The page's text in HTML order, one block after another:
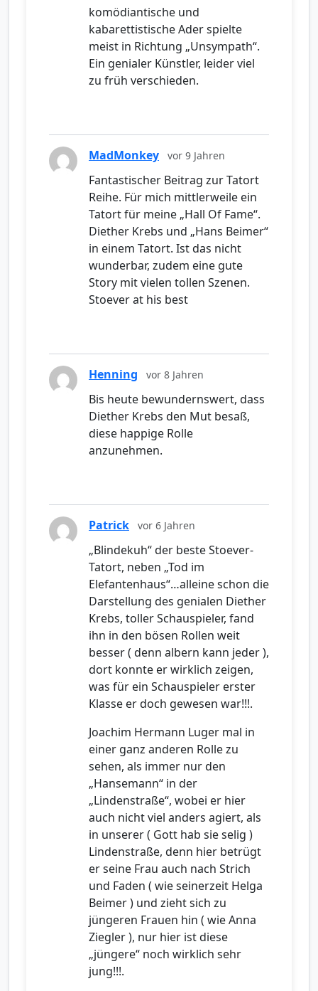
komödiantische und
kabarettistische Ader spielte
meist in Richtung „Unsympath“.
Ein genialer Künstler, leider viel
zu früh verschieden.
MadMonkey vor 9 Jahren
Fantastischer Beitrag zur Tatort
Reihe. Für mich mittlerweile ein
Tatort für meine „Hall Of Fame“.
Diether Krebs und „Hans Beimer“
in einem Tatort. Ist das nicht
wunderbar, zudem eine gute
Story mit vielen tollen Szenen.
Stoever at his best
Henning vor 8 Jahren
Bis heute bewundernswert, dass
Diether Krebs den Mut besaß,
diese happige Rolle
anzunehmen.
Patrick vor 6 Jahren
„Blindekuh“ der beste Stoever-
Tatort, neben „Tod im
Elefantenhaus“…alleine schon die
Darstellung des genialen Diether
Krebs, toller Schauspieler, fand
ihn in den bösen Rollen weit
besser ( denn albern kann jeder ),
dort konnte er wirklich zeigen,
was für ein Schauspieler erster
Klasse er doch gewesen war!!!.
Joachim Hermann Luger mal in
einer ganz anderen Rolle zu
sehen, als immer nur den
„Hansemann“ in der
„Lindenstraße“, wobei er hier
auch nicht viel anders agiert, als
in unserer ( Gott hab sie selig )
Lindenstraße, denn hier betrügt
er seine Frau auch nach Strich
und Faden ( wie seinerzeit Helga
Beimer ) und zieht sich zu
jüngeren Frauen hin ( wie Anna
Ziegler ), nur hier ist diese
„jüngere“ noch wirklich sehr
jung!!!.